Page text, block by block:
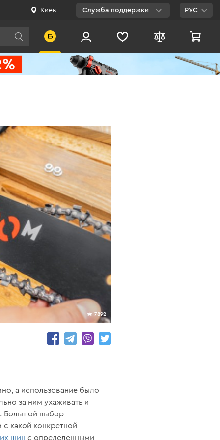
Киев Служба поддержки
0 800 200 500
Бесплатно по
Украине
РУС
7892
а использование было
за ним ухаживать и
Большой выбор
какой конкретной
шин с определенными